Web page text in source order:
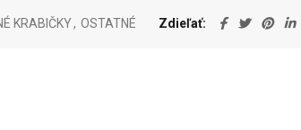
KRABIČKY, OSTATNÉ Zdieľať